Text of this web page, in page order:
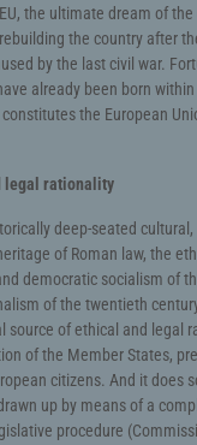
the ultimate dream of
the country after
by the last civil war.
already been born
the European
legal rationality
deep-seated
of Roman law, the
democratic socialism of
of the twentieth
source of ethical and legal
of the Member States,
citizens. And it does
up by means of a
procedure